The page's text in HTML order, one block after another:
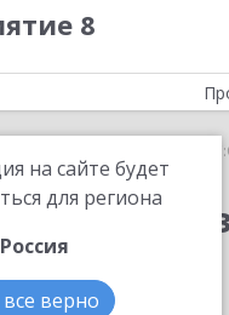
8
на сайте будет
для региона
Россия
верно
1С:Онлайн-